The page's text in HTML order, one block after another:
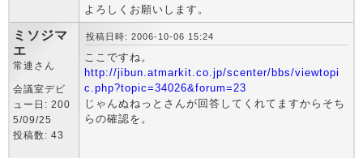
よろしくお願いします。
ミソジマ
エ
常連さん
会議室デビ
ュー日: 200
5/09/25
投稿数: 43
投稿日時: 2006-10-06 15:24
ここですね。
http://jibun.atmarkit.co.jp/scenter/bbs/viewtopi
c.php?topic=34026&forum=23
じゃんぬねっとさんが回答してくれてますからそち
らの確認を。